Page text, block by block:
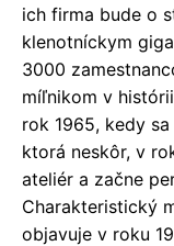
ich firma bude o
klenotníckym
3000
míľnikom v
rok 1965, kedy
ktorá neskôr, v
ateliér a začne
Charakteristický
objavuje v roku